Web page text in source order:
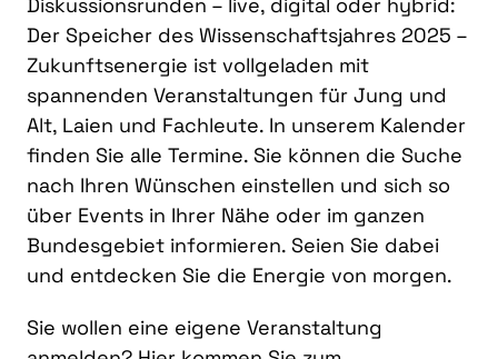
Der Speicher des Wissenschaftsjahres 2025 –
Zukunftsenergie ist vollgeladen mit
spannenden Veranstaltungen für Jung und
Alt, Laien und Fachleute. In unserem Kalender
finden Sie alle Termine. Sie können die Suche
nach Ihren Wünschen einstellen und sich so
über Events in Ihrer Nähe oder im ganzen
Bundesgebiet informieren. Seien Sie dabei
und entdecken Sie die Energie von morgen.
Sie wollen eine eigene Veranstaltung